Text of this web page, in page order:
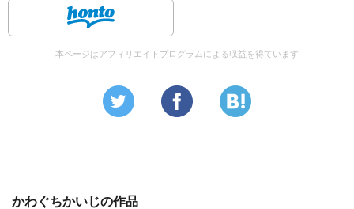
本ページはアフィリエイトプログラムによる収益を得ています
かわぐちかいじの作品